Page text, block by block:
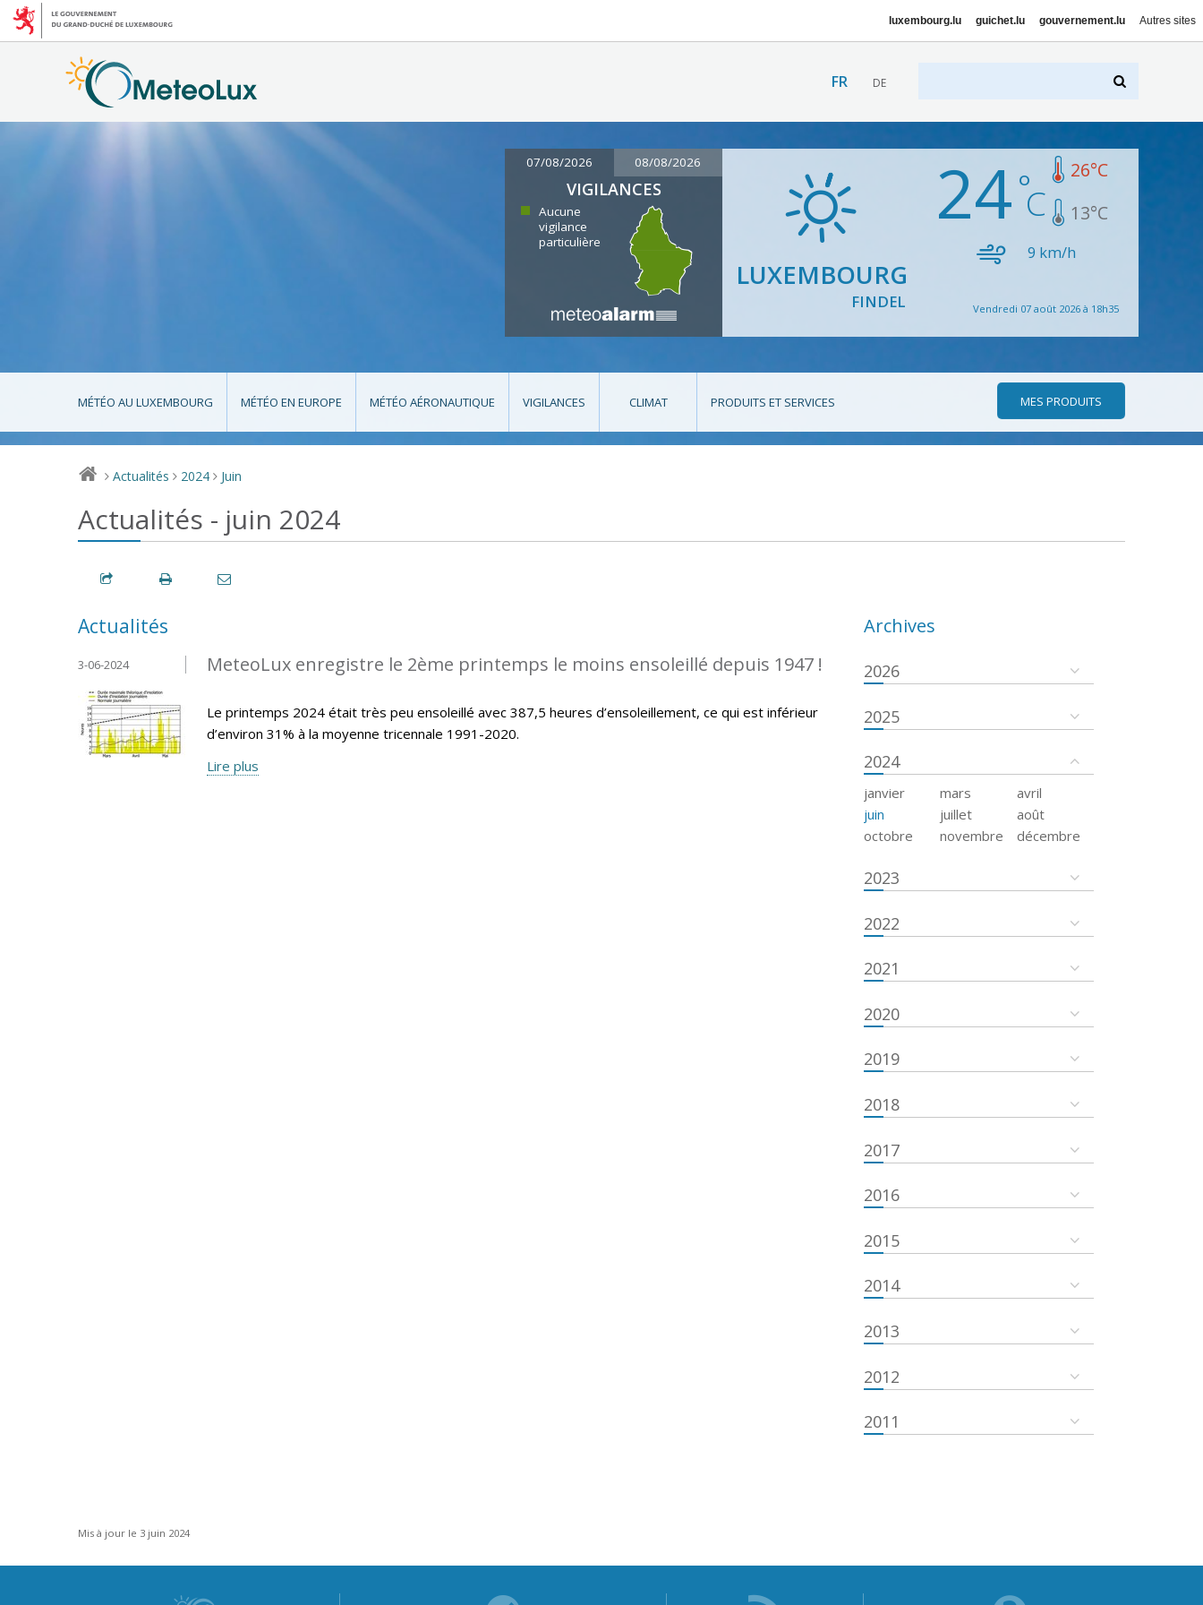
luxembourg.lu guichet.lu gouvernement.lu Autres sites
FR DE
07/08/2026 08/08/2026
VIGILANCES
Aucune
vigilance
particulière
LUXEMBOURG
FINDEL
24 26°C
13°C
9 km/h
Vendredi 07 août 2026 à 18h35
MÉTÉO AU LUXEMBOURG MÉTÉO EN EUROPE MÉTÉO AÉRONAUTIQUE VIGILANCES CLIMAT PRODUITS ET SERVICES MES PRODUITS
> Actualités > 2024 > Juin
Actualités - juin 2024
Actualités
MeteoLux enregistre le 2ème printemps le moins ensoleillé depuis 1947 !
3-06-2024
Le printemps 2024 était très peu ensoleillé avec 387,5 heures d’ensoleillement, ce qui est inférieur
d’environ 31% à la moyenne tricennale 1991-2020.
Lire plus
Archives
2026
2025
2024
janvier mars
avril
juin
juillet
août
octobre
novembre décembre
2023
2022
2021
2020
2019
2018
2017
2016
2015
2014
2013
2012
2011
Mis à jour le 3 juin 2024